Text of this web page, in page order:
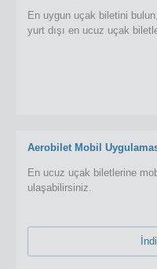
En uygun uçak biletini
yurt dışı en ucuz uçak
Aerobilet Mobil
En ucuz uçak biletlerine
ulaşabilirsiniz.